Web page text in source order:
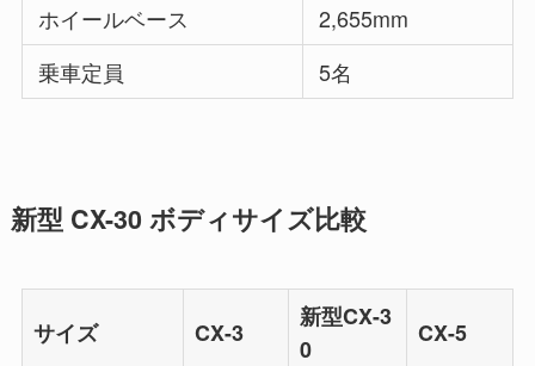
ホイールベース
2,655mm
乗車定員
5名
新型 CX-30 ボディサイズ比較
サイズ CX-3
新型CX-3
0
CX-5